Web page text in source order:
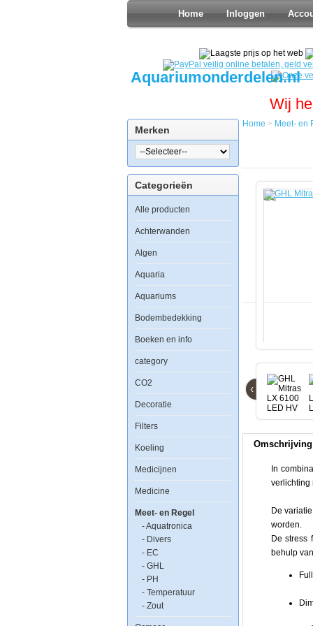
Home Inloggen
Aquariumonderdelen.nl
Wij
Merken
Categorieën
Alle producten
Achterwanden
Algen
Aquaria
Aquariums
Bodembedekking
Boeken en info
category
CO2
Decoratie
Filters
Koeling
Medicijnen
Medicine
Meet- en Regel
- Aquatronica
- Divers
- EC
- GHL
- PH
- Temperatuur
- Zout
Regel
GHL
Mitras
GHL
6100
LED
HV
combinatie
met
de
Profilux
Home > Meet- en
‹
Omschrijving
In
verlichting
De
worden.
De stress
behulp